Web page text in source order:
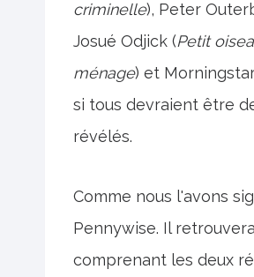
criminelle), Peter
Josué Odjick (Petit
ménage) et
si tous devraient être
révélés.
Comme nous l'avons
Pennywise. Il
comprenant les deux